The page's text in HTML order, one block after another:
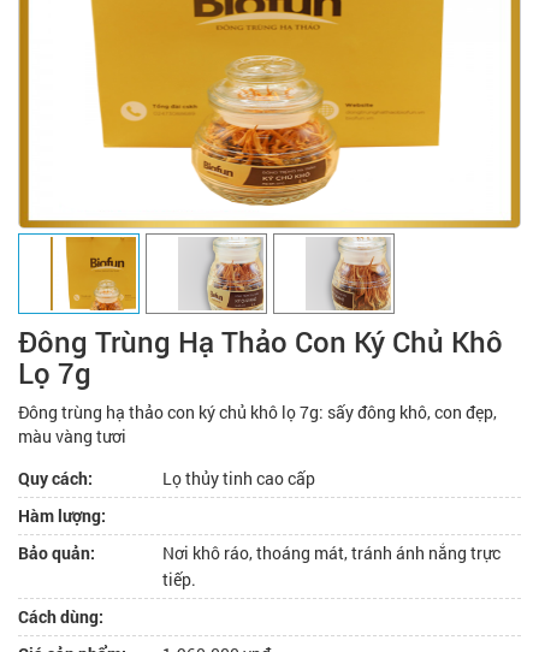
Đông Trùng Hạ Thảo Con Ký Chủ Khô
Lọ 7g
Đông trùng hạ thảo con ký chủ khô lọ 7g: sấy đông khô, con đẹp,
màu vàng tươi
Quy cách:
Lọ thủy tinh cao cấp
Hàm lượng:
Bảo quản:
Nơi khô ráo, thoáng mát, tránh ánh nắng trực
tiếp.
Cách dùng: